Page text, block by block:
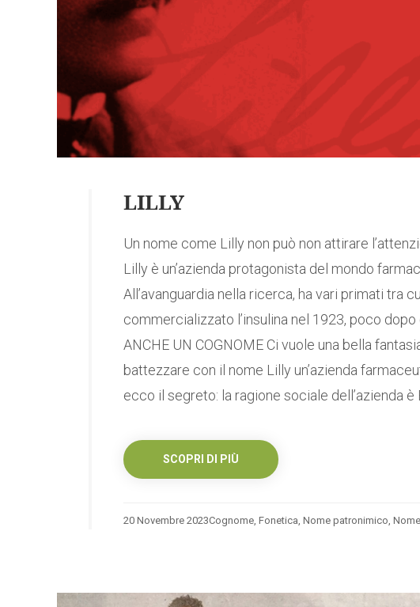
LILLY
Un nome come Lilly non può non attirare
Lilly è un’azienda protagonista del mondo
All’avanguardia nella ricerca, ha vari primati tra
commercializzato l’insulina nel 1923, poco
ANCHE UN COGNOME Ci vuole una bella
battezzare con il nome Lilly un’azienda
ecco il segreto: la ragione sociale dell’azienda è
SCOPRI DI PIÙ
20 Novembre 2023Cognome, Fonetica, Nome patronimico,